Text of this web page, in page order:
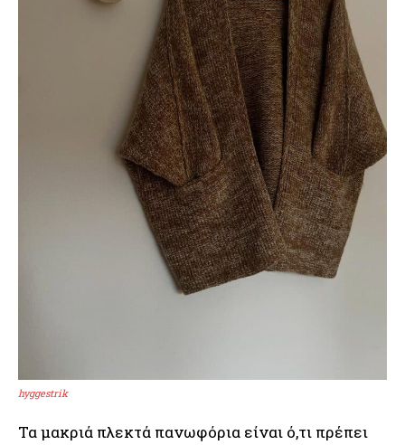
hyggestrik
Τα μακριά πλεκτά πανωφόρια είναι ό,τι πρέπει